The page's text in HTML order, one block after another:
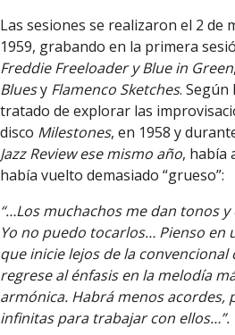
Las sesiones se realizaron el 2 de
1959, grabando en la primera
Freddie Freeloader y Blue in Green
Bluesy Flamenco Sketches. Según
tratado de explorar las
disco Milestones, en 1958 y
Jazz Review ese mismo año, había
había vuelto demasiado “grueso”:
“…Los muchachos me dan tonos
Yo no puedo tocarlos… Pienso en
que inicie lejos de la convencional
regrese al énfasis en la melodía
armónica. Habrá menos acordes,
infinitas para trabajar con ellos…”.